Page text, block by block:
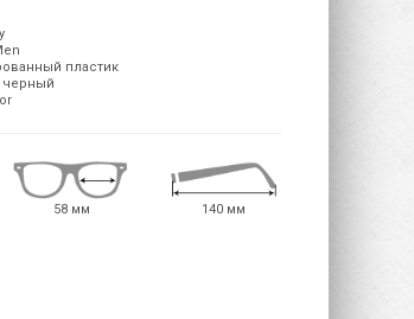
пластик
58 мм 140 мм